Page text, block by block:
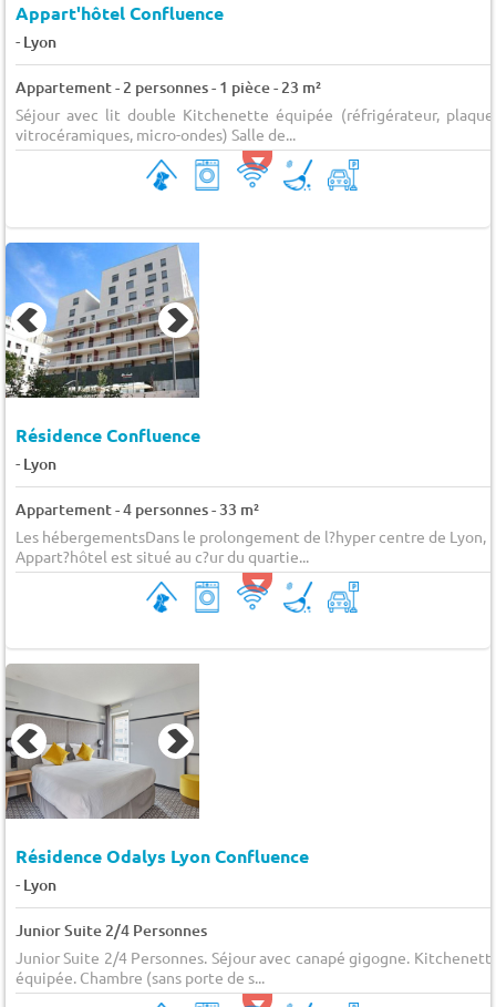
Appart'hôtel Confluence
- Lyon
Appartement - 2 personnes - 1 pièce - 23 m²
Séjour avec lit double Kitchenette équipée (réfrigérateur,
vitrocéramiques, micro-ondes) Salle de...
Résidence Confluence
- Lyon
Appartement - 4 personnes - 33 m²
Les hébergementsDans le prolongement de l?hyper centre de Lyon,
Appart?hôtel est situé au c?ur du quartie...
Résidence Odalys Lyon Confluence
- Lyon
Junior Suite 2/4 Personnes
Junior Suite 2/4 Personnes. Séjour avec canapé gigogne.
équipée. Chambre (sans porte de s...